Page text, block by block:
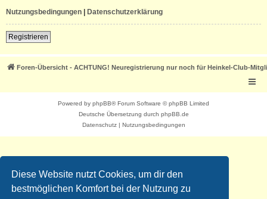
Diese Website nutzt Cookies, um dir den
bestmöglichen Komfort bei der Nutzung zu
Nutzungsbedingungen | Datenschutzerklärung
Registrieren
Foren-Übersicht - ACHTUNG! Neuregistrierung nur noch für Heinkel-Club-
Powered by phpBB® Forum Software © phpBB Limited
Deutsche Übersetzung durch phpBB.de
Datenschutz| Nutzungsbedingungen